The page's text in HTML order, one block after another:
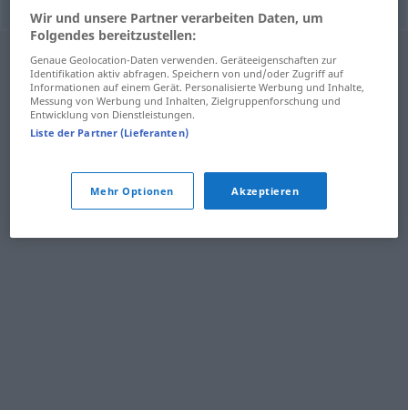
Wir und unsere Partner verarbeiten Daten, um
Folgendes bereitzustellen:
Genaue Geolocation-Daten verwenden. Geräteeigenschaften zur
Identifikation aktiv abfragen. Speichern von und/oder Zugriff auf
Informationen auf einem Gerät. Personalisierte Werbung und Inhalte,
Messung von Werbung und Inhalten, Zielgruppenforschung und
Entwicklung von Dienstleistungen.
Liste der Partner (Lieferanten)
Mehr Optionen Akzeptieren